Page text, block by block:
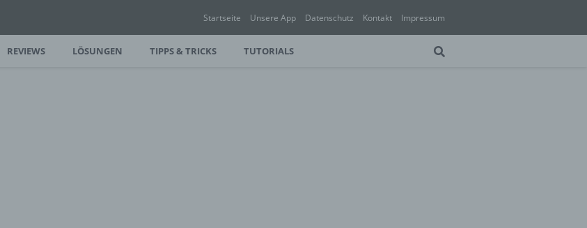
Startseite Unsere App Datenschutz Kontakt Impressum
REVIEWS LÖSUNGEN TIPPS & TRICKS TUTORIALS